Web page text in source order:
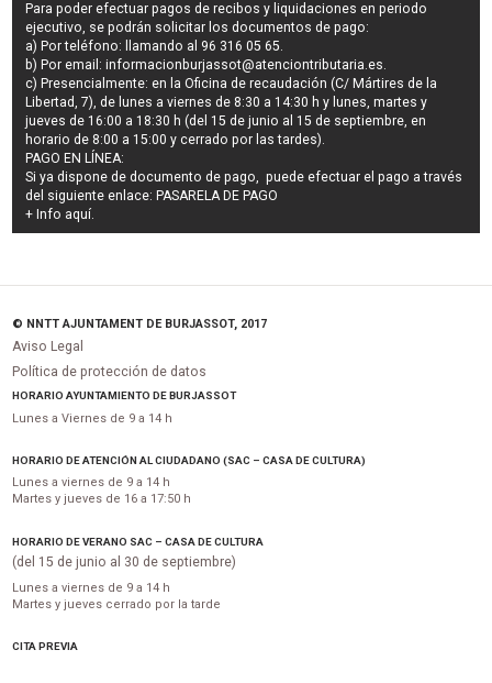
Para poder efectuar pagos derecibos y liquidaciones en periodo
ejecutivo, se podrán solicitar los documentos de pago:
a) Por teléfono: llamando al 96 316 05 65.
b) Por email:informacionburjassot@atenciontributaria.es.
c) Presencialmente: en la Oficina de recaudación (C/ Mártires de la
Libertad, 7), de lunes a viernes de 8:30 a 14:30 h y lunes, martes y
jueves de 16:00 a 18:30 h (del 15 de junio al 15 de septiembre, en
horario de 8:00 a 15:00 y cerrado por las tardes).
PAGO EN LÍNEA:
Si ya dispone de documento de pago, puede efectuar el pago a través
del siguiente enlace: PASARELA DE PAGO
+ Info aquí.
© NNTT AJUNTAMENT DE BURJASSOT, 2017
Aviso Legal
Política de protección de datos
HORARIO AYUNTAMIENTO DE BURJASSOT
Lunes a Viernes de 9 a 14 h
HORARIO DE ATENCIÓN AL CIUDADANO (SAC – CASA DE CULTURA)
Lunes a viernes de 9 a 14 h
Martes y jueves de 16 a 17:50 h
HORARIO DE VERANO SAC – CASA DE CULTURA
(del 15 de junio al 30 de septiembre)
Lunes a viernes de 9 a 14 h
Martes y jueves cerrado por la tarde
CITA PREVIA